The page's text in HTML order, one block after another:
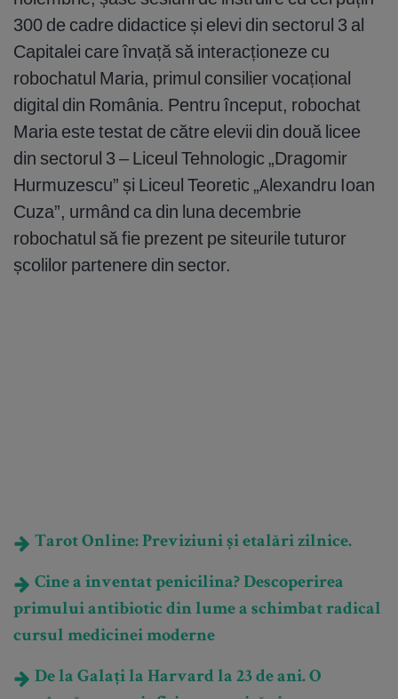
300 de cadre didactice și elevi din sectorul 3 al
Capitalei care învață să interacționeze cu
robochatul Maria, primul consilier vocațional
digital din România. Pentru început, robochat
Maria este testat de către elevii din două licee
din sectorul 3 – Liceul Tehnologic „Dragomir
Hurmuzescu” și Liceul Teoretic „Alexandru Ioan
Cuza”, urmând ca din luna decembrie
robochatul să fie prezent pe siteurile tuturor
școlilor partenere din sector.
Tarot Online: Previziuni și etalări zilnice.
Cine a inventat penicilina? Descoperirea
primului antibiotic din lume a schimbat radical
cursul medicinei moderne
De la Galați la Harvard la 23 de ani. O